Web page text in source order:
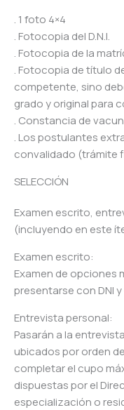
. 1 foto 4×4
. Fotocopia del D.N.I.
. Fotocopia de la
. Fotocopia de título
competente, sino
grado y original para
. Constancia de
. Los postulantes
convalidado (trámite
SELECCIÓN
Examen escrito,
(incluyendo en este
Examen escrito:
Examen de opciones
presentarse con DNI
Entrevista personal:
Pasarán a la
ubicados por orden
completar el cupo
dispuestas por el
especialización o